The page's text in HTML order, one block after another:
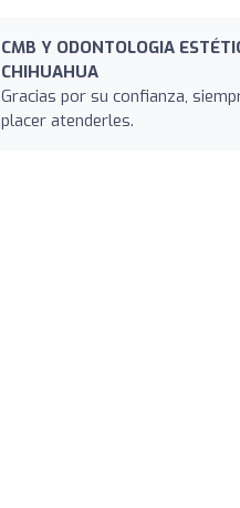
CMB Y ODONTOLOGIA
CHIHUAHUA
Gracias por su confianza,
placer atenderles.